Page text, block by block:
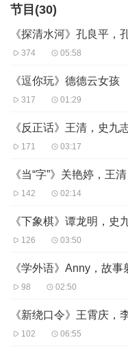
节目(30)
《探清水河》孔良平，
374 05:58
《逗你玩》德德云女孩
317 01:29
《反正话》王清，史九
171 03:17
《当“字”》关艳婷，王清
142 02:14
《下象棋》谭龙明，史
126 03:50
《学外语》Anny，故事
98 02:50
《新绕口令》王霄庆，
102 06:55